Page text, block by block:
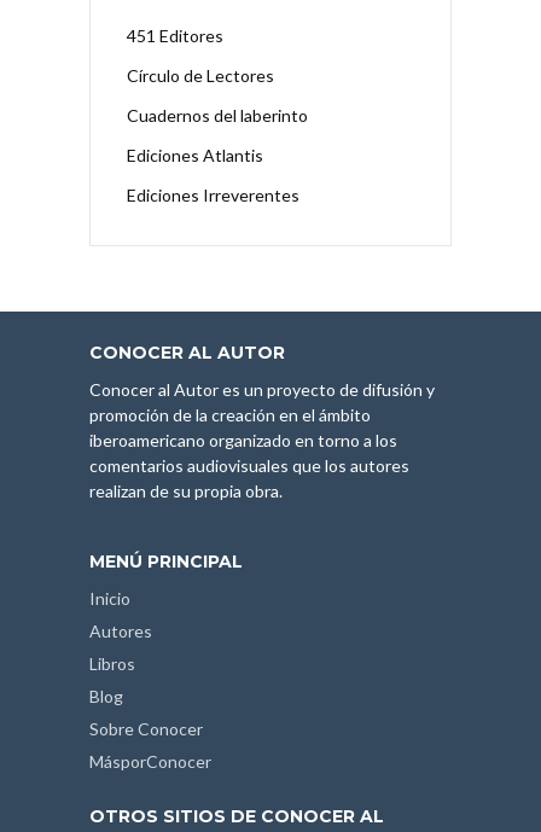
451 Editores
Círculo de Lectores
Cuadernos del laberinto
Ediciones Atlantis
Ediciones Irreverentes
CONOCER AL AUTOR
Conocer al Autor es un proyecto de difusión y
promoción de la creación en el ámbito
iberoamericano organizado en torno a los
comentarios audiovisuales que los autores
realizan de su propia obra.
MENÚ PRINCIPAL
Inicio
Autores
Libros
Blog
Sobre Conocer
MásporConocer
OTROS SITIOS DE CONOCER AL